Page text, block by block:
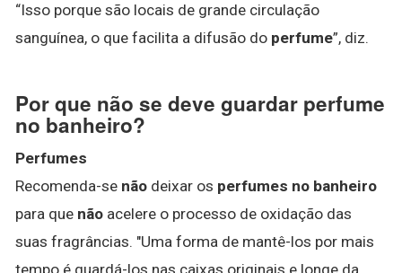
“Isso porque são locais de grande circulação
sanguínea, o que facilita a difusão do perfume”, diz.
Por que não se deve guardar perfume
no banheiro?
Perfumes
Recomenda-se não deixar os perfumes no banheiro
para que não acelere o processo de oxidação das
suas fragrâncias. "Uma forma de mantê-los por mais
tempo é guardá-los nas caixas originais e longe da